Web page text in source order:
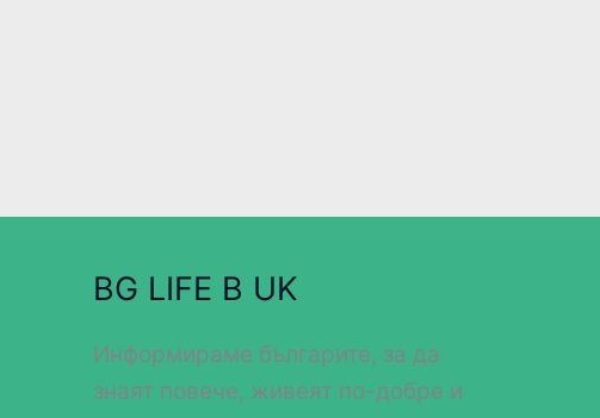
BG LIFE В UK
Информираме българите, за да
знаят повече, живеят по-добре и